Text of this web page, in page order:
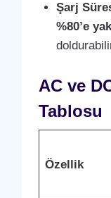
Şarj
%80’e
AC ve
Tablosu
Özellik